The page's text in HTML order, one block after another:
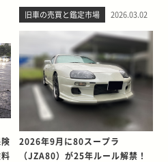
旧車の売買と鑑定市場 2026.03.02
2026年9月に80スープラ
（JZA80）が25年ルール解禁！